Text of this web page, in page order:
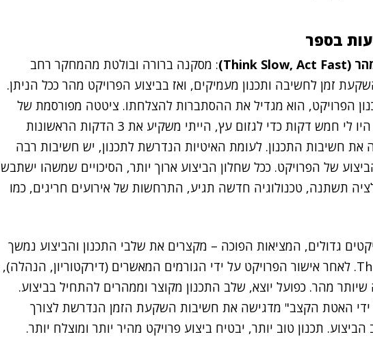
בספר
: מסקנה ברורה ובולטת מהמחקר רחב
זמן לחשיבה ותכנון מעמיקים, ואז בביצוע הפרויקט מהר ככל הניתן.
הפרויקט, הוא מגדיל את ההסתברות להצלחתו. ציטטה מפורסמת של
"אם היו לי חמש דקות כדי לגזום עץ, הייתי משקיע את 3 הדקות הראשונות
חשיבות התכנון. לעומת האיטיות הנדרשת לתכנון, יש חשיבות רבה
של הפרויקט. ככל שחלון הביצוע ארוך יותר, הסיכויים שמשהו ישתבש
תשתנה, טכנולוגיה חדשה תגיע, התרחשות של אירועים חריגים, כמו
גדולים, המציאות הפוכה – מקצרים את שלבי התכנון והביצוע נמשך
זמן רב – Think Fast, Act Slow. לאחר אישור הפרויקט על ידי הגורמים המאשרים (דירקטוריון, הנהלה),
מהר. כפועל יוצא, שלב התכנון מקוצר וממהרים להתחיל בביצוע.
האטת הקצב" מדגישה את חשיבות השקעת הזמן הנדרשת לצורך
תכנון טוב יותר, יבטיח ביצוע פרויקט מהיר יותר ומוצלח יותר.